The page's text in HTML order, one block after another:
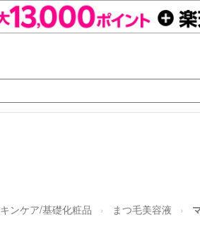
ンケア/基礎化粧品 まつ毛美容液